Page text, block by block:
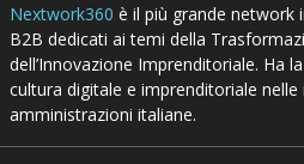
Nextwork360 è il più grande network
B2B dedicati ai temi della
dell’Innovazione Imprenditoriale. Ha
cultura digitale e imprenditoriale nelle
amministrazioni italiane.